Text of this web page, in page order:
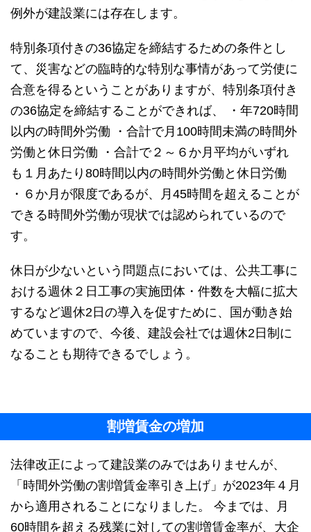
例外が建設業には存在します。
特別条項付きの36協定を締結するための条件とし
て、災害などの臨時的な特別な事情があって労使に
合意を得るということがありますが、特別条項付き
の36協定を締結することができれば、 ・年720時間
以内の時間外労働 ・合計で月100時間未満の時間外
労働と休日労働 ・合計で２～６か月平均がいずれ
も１月あたり80時間以内の時間外労働と休日労働
・６か月が限度であるが、月45時間を超えることが
できる時間外労働が現状では認められているので
す。
休日が少ないという問題点においては、公共工事に
おける週休２日工事の実施団体・件数を大幅に拡大
するなど週休2日の導入を促すために、国が動き始
めていますので、今後、建設会社では週休2日制に
なることも期待できるでしょう。
割増賃金の増加
法律改正によって建設業のみではありませんが、
「時間外労働の割増賃金率引き上げ」が2023年４月
から適用されることになりました。 今までは、月
60時間を超える残業に対しての割増賃金率が、大企